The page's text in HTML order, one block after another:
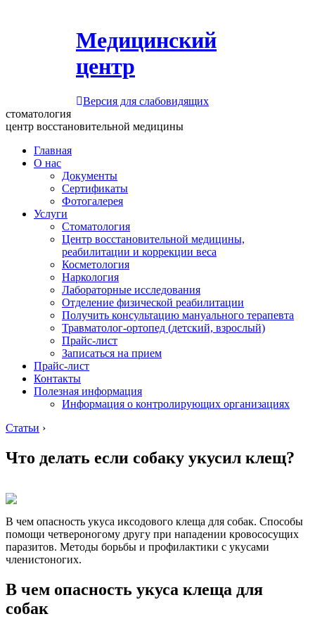
Медицинский
центр
Версия для слабовидящих
стоматология
центр восстановительной медицины
Главная
О нас
Документы
Сертификаты
Фотогалерея
Услуги
Стоматология
Центр восстановительной медицины,
реабилитации и коррекции веса
Косметология
Наркология
Лабораторные исследования
Отделение физической реабилитации
Получить консультацию мануального терапевта
Травматолог-ортопед (детский, взрослый)
Прайс-лист
Записаться на прием
Прайс-лист
Контакты
Полезная информация
Информация о контролирующих организациях
Статьи ›
Что делать если собаку укусил клещ?
В чем опасность укуса иксодового клеща для собак. Способы
помощи четвероногому другу при нападении кровососущих
паразитов. Методы борьбы и профилактики с укусами
членистоногих.
В чем опасность укуса клеща для
собак